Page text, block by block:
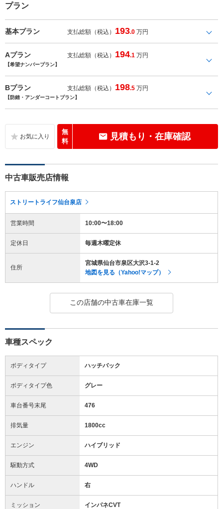
プラン
基本プラン 支払総額（税込） 193.0 万円
Aプラン 支払総額（税込） 194.1 万円
【希望ナンバープラン】
Bプラン 支払総額（税込） 198.5 万円
【防錆・アンダーコートプラン】
無
料
見積もり・在庫確認
中古車販売店情報
ストリートライフ仙台泉店
営業時間 10:00〜18:00
定休日 毎週木曜定休
住所
宮城県仙台市泉区大沢3-1-2
地図を見る（Yahoo!マップ）
この店舗の中古車在庫一覧
車種スペック
ボディタイプ ハッチバック
ボディタイプ色 グレー
車台番号末尾 476
排気量 1800cc
エンジン ハイブリッド
駆動方式 4WD
ハンドル 右
ミッション インパネCVT